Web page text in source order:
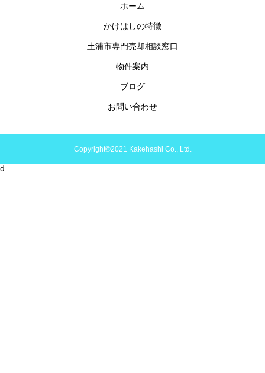
ホーム
かけはしの特徴
土浦市専門売却相談窓口
物件案内
ブログ
お問い合わせ
Copyright©2021 Kakehashi Co., Ltd.
d